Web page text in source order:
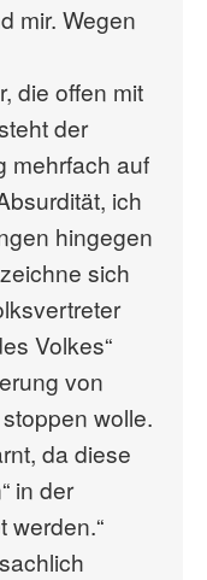
mir. Wegen
die offen mit
der
mehrfach auf
ich
hingegen
sich
Volkes“
von
wolle.
da diese
in der
werden.“